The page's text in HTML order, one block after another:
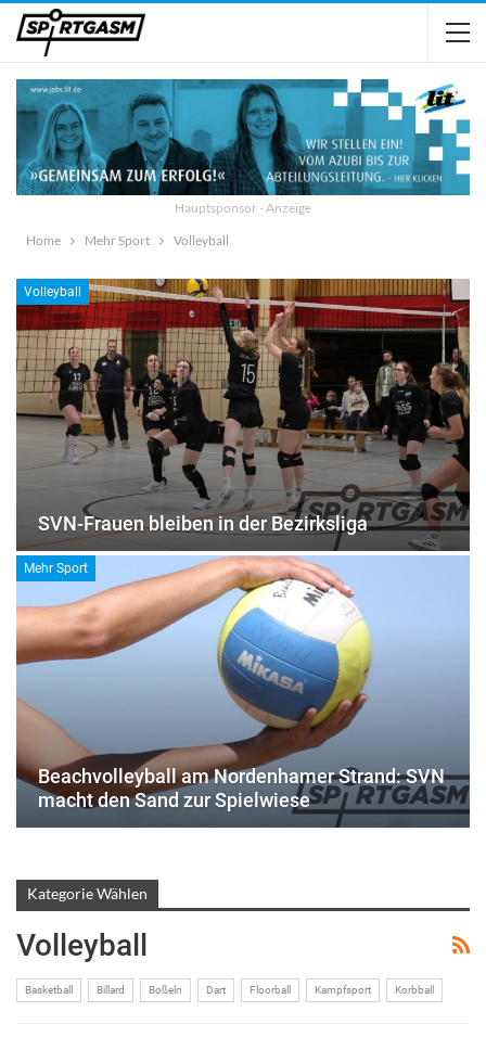
Hauptsponsor - Anzeige
Home
Mehr Sport Volleyball
Volleyball
SVN-Frauen bleiben in der Bezirksliga
Mehr Sport
Beachvolleyball am Nordenhamer Strand: SVN
macht den Sand zur Spielwiese
Kategorie Wählen
Volleyball
Basketball Billard Boßeln Dart Floorball Kampfsport Korbball